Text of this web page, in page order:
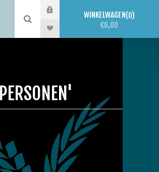
WINKELWAGEN 0
€0,00